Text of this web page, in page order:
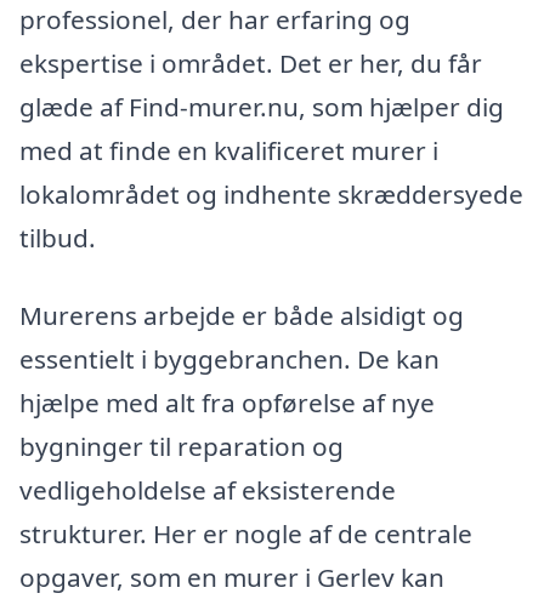
professionel, der har erfaring og
ekspertise i området. Det er her, du får
glæde af Find-murer.nu, som hjælper dig
med at finde en kvalificeret murer i
lokalområdet og indhente skræddersyede
tilbud.
Murerens arbejde er både alsidigt og
essentielt i byggebranchen. De kan
hjælpe med alt fra opførelse af nye
bygninger til reparation og
vedligeholdelse af eksisterende
strukturer. Her er nogle af de centrale
opgaver, som en murer i Gerlev kan